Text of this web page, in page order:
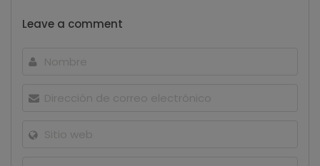
Leave a comment